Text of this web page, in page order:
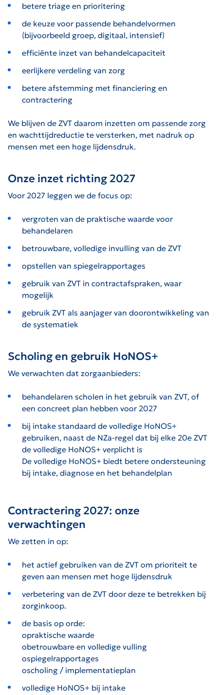
betere triage en prioritering
de keuze voor passende behandelvormen
(bijvoorbeeld groep, digitaal, intensief)
efficiënte inzet van behandelcapaciteit
eerlijkere verdeling van zorg
betere afstemming met financiering en
contractering
We blijven de ZVT daarom inzetten om passende zorg
en wachttijdreductie te versterken, met nadruk op
mensen met een hoge lijdensdruk.
Onze inzet richting 2027
Voor 2027 leggen we de focus op:
vergroten van de praktische waarde voor
behandelaren
betrouwbare, volledige invulling van de ZVT
opstellen van spiegelrapportages
gebruik van ZVT in contractafspraken, waar
mogelijk
gebruik ZVT als aanjager van doorontwikkeling van
de systematiek
Scholing en gebruik HoNOS+
We verwachten dat zorgaanbieders:
behandelaren scholen in het gebruik van ZVT, of
een concreet plan hebben voor 2027
bij intake standaard de volledige HoNOS+
gebruiken, naast de NZa-regel dat bij elke 20e ZVT
de volledige HoNOS+ verplicht is
De volledige HoNOS+ biedt betere ondersteuning
bij intake, diagnose en het behandelplan
Contractering 2027: onze
verwachtingen
We zetten in op:
het actief gebruiken van de ZVT om prioriteit te
geven aan mensen met hoge lijdensdruk
verbetering van de ZVT door deze te betrekken bij
zorginkoop.
de basis op orde:
opraktische waarde
obetrouwbare en volledige vulling
ospiegelrapportages
oscholing / implementatieplan
volledige HoNOS+ bij intake